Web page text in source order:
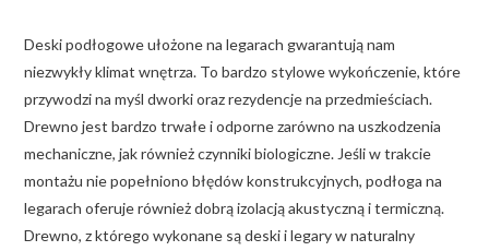
Deski podłogowe ułożone na legarach gwarantują nam
niezwykły klimat wnętrza. To bardzo stylowe wykończenie, które
przywodzi na myśl dworki oraz rezydencje na przedmieściach.
Drewno jest bardzo trwałe i odporne zarówno na uszkodzenia
mechaniczne, jak również czynniki biologiczne. Jeśli w trakcie
montażu nie popełniono błędów konstrukcyjnych, podłoga na
legarach oferuje również dobrą izolacją akustyczną i termiczną.
Drewno, z którego wykonane są deski i legary w naturalny